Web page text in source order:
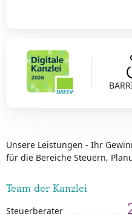
Unsere Leistungen - Ihr
für die Bereiche Steuern,
Team der Kanzlei
Steuerberater